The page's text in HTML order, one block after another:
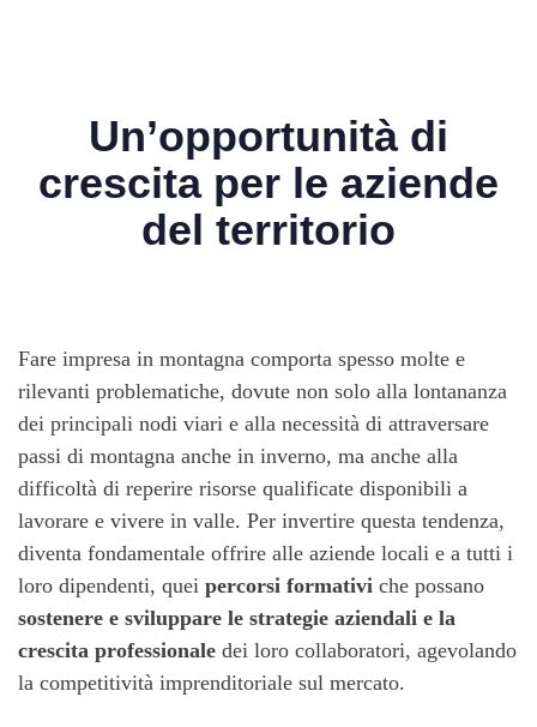
Un’opportunità di
crescita per le aziende
del territorio
Fare impresa in montagna comporta spesso molte e
rilevanti problematiche, dovute non solo alla lontananza
dei principali nodi viari e alla necessità di attraversare
passi di montagna anche in inverno, ma anche alla
difficoltà di reperire risorse qualificate disponibili a
lavorare e vivere in valle. Per invertire questa tendenza,
diventa fondamentale offrire alle aziende locali e a tutti i
loro dipendenti, quei percorsi formativi che possano
sostenere e sviluppare le strategie aziendali e la
crescita professionale dei loro collaboratori, agevolando
la competitività imprenditoriale sul mercato.